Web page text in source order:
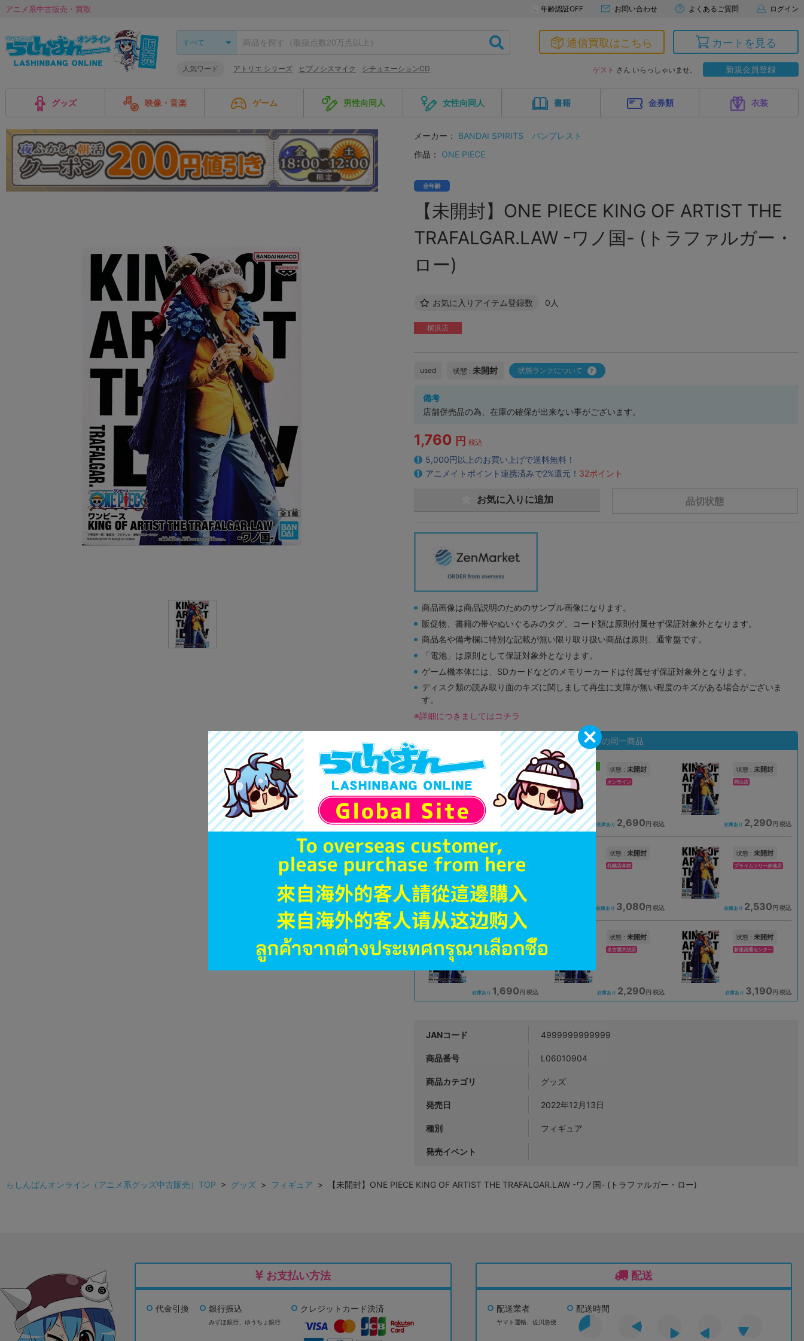
アニメ系中古販売・買取 年齢認証OFF お問い合わせ よくあるご質問 ログイン
人気ワード アトリエ シリーズ ヒプノシスマイク シチュエーションCD
通信買取はこちら カートを見る
ゲスト さん いらっしゃいませ。 新規会員登録
グッズ 映像・音楽 ゲーム 男性向同人 女性向同人 書籍 金券類 衣装
メーカー： BANDAI SPIRITS
バンプレスト
作品：
ONE PIECE
全年齢
【未開封】ONE PIECE KING OF ARTIST THE
TRAFALGAR.LAW -ワノ国- (トラファルガー・
ロー)
お気に入りアイテム登録数 0人
横浜店
used 状態 : 未開封 状態ランクについて
備考
店舗併売品の為、在庫の確保が出来ない事がございます。
1,760 円 税込
5,000円以上のお買い上げで送料無料！
アニメイトポイント連携済みで2%還元！ 32ポイント
品切状態
お気に入りに追加
商品画像は商品説明のためのサンプル画像になります。
販促物、書籍の帯やぬいぐるみのタグ、コード類は原則付属せず保証対象外となります。
商品名や備考欄に特別な記載が無い限り取り扱い商品は原則、通常盤です。
「電池」は原則として保証対象外となります。
ゲーム機本体には、SDカードなどのメモリーカードは付属せず保証対象外となります。
ディスク類の読み取り面のキズに関しまして再生に支障が無い程度のキズがある場合がございま
す。
※詳細につきましてはコチラ
状態違いの同一商品
状態 : A
オンライン
品切状態 3,080円 税込
新入荷 状態 : 未開封
オンライン
在庫あり 2,690円 税込
状態 : 未開封
岡山店
在庫あり 2,290円 税込
状態 :未開封
小倉店
在庫あり 1,690円 税込
状態 : 未開封
札幌店本館
在庫あり 3,080 円 税込
状態 : 未開封
プライムツリー赤池店
在庫あり 2,530 円 税込
状態 :
イオンモール甲府昭和店
在庫あり 1,690円 税込
状態 : 未開封
名古屋大須店
在庫あり 2,290円 税込
状態 : 未開封
新座流通センター
在庫あり 3,190円 税込
JANコード 4999999999999
商品番号 L06010904
商品カテゴリ グッズ
発売日 2022年12月13日
種別 フィギュア
発売イベント
らしんばんオンライン（アニメ系グッズ中古販売）TOP > グッズ > フィギュア > 【未開封】ONE PIECE KING OF ARTIST THE TRAFALGAR.LAW -ワノ国- (トラファルガー・ロー)
お支払い方法
代金引換 銀行振込
みずほ銀行、 ゆうちょ銀行
クレジットカード決済
配送
配送業者
ヤマト運輸、佐川急便
配送時間